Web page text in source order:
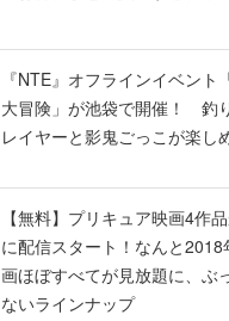
『NTE』オフラインイベント
大冒険」が池袋で開催！ 釣
レイヤーと影鬼ごっこが楽し
【無料】プリキュア映画4作
に配信スタート！なんと
画ほぼすべてが見放題に、ぶ
ないラインナップ